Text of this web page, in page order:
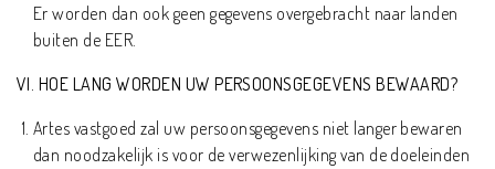
Er worden dan ook geen gegevens overgebracht naar landen
buiten de EER.
VI. HOE LANG WORDEN UW PERSOONSGEGEVENS BEWAARD?
Artes vastgoed zal uw persoonsgegevens niet langer bewaren
dan noodzakelijk is voor de verwezenlijking van de doeleinden